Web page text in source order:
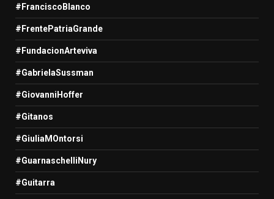
#FranciscoBlanco
#FrentePatriaGrande
#FundacionArteviva
#GabrielaSussman
#GiovanniHoffer
#Gitanos
#GiuliaMOntorsi
#GuarnaschelliNury
#Guitarra